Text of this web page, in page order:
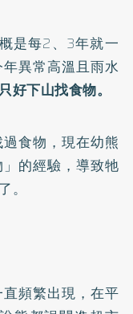
是每2、3年就一
異常高溫且雨水
好下山找食物。
食物，現在幼熊
的經驗，導致牠
。
頻繁出現，在平